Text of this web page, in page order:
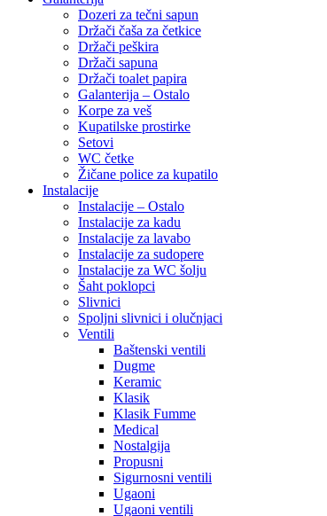
Dozeri za tečni sapun
Držači čaša za četkice
Držači peškira
Držači sapuna
Držači toalet papira
Galanterija – Ostalo
Korpe za veš
Kupatilske prostirke
Setovi
WC četke
Žičane police za kupatilo
Instalacije
Instalacije – Ostalo
Instalacije za kadu
Instalacije za lavabo
Instalacije za sudopere
Instalacije za WC šolju
Šaht poklopci
Slivnici
Spoljni slivnici i olučnjaci
Ventili
Baštenski ventili
Dugme
Keramic
Klasik
Klasik Fumme
Medical
Nostalgija
Propusni
Sigurnosni ventili
Ugaoni
Ugaoni ventili